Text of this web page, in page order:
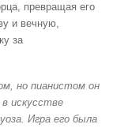
превращая его
и вечную,
за
но пианистом он
искусстве
Игра его была